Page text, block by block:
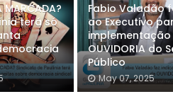
MARCADA?
terá só
Fabio Valadão
ao Executivo
OUVIDORIA do
Público
May 07, 2025